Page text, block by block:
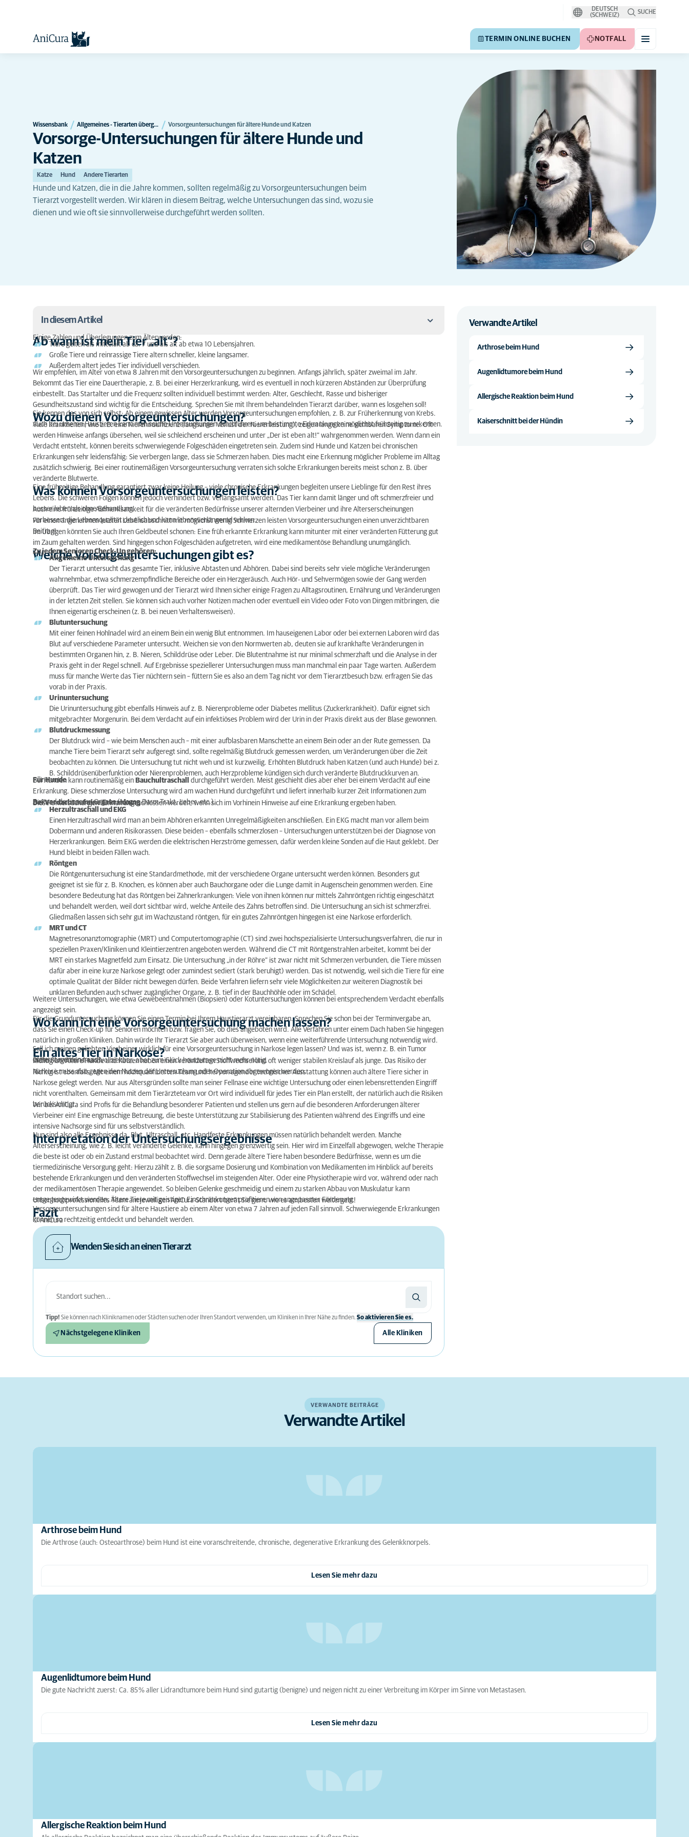
DEUTSCH
(SCHWEIZ)
SUCHE
TERMIN ONLINE BUCHEN NOTFALL
Wissensbank Allgemeines - Tierarten übergreifend Vorsorgeuntersuchungen für ältere Hunde und Katzen
Vorsorge-Untersuchungen für ältere Hunde und
Katzen
Katze Hund Andere Tierarten
Hunde und Katzen, die in die Jahre kommen, sollten regelmäßig zu Vorsorgeuntersuchungen beim
Tierarzt vorgestellt werden. Wir klären in diesem Beitrag, welche Untersuchungen das sind, wozu sie
dienen und wie oft sie sinnvollerweise durchgeführt werden sollten.
In diesem Artikel
Ab wann ist mein Tier „alt“?
Wozu dienen Vorsorgeuntersuchungen?
Was können Vorsorgeuntersuchungen leisten?
Welche Vorsorgeuntersuchungen gibt es?
Wo kann ich eine Vorsorgeuntersuchung machen lassen?
Ein altes Tier in Narkose?
Interpretation der Untersuchungsergebnisse
Fazit
Ab wann ist mein Tier „alt“?
Einige Zahlen und Überlegungen zum Älterwerden:
Tiere gelten als mittelalt ab ca. 7 und als alt ab etwa 10 Lebensjahren.
Große Tiere und reinrassige Tiere altern schneller, kleine langsamer.
Außerdem altert jedes Tier individuell verschieden.
Wir empfehlen, im Alter von etwa 8 Jahren mit den Vorsorgeuntersuchungen zu beginnen. Anfangs jährlich, später zweimal im Jahr.
Bekommt das Tier eine Dauertherapie, z. B. bei einer Herzerkrankung, wird es eventuell in noch kürzeren Abständen zur Überprüfung
einbestellt. Das Startalter und die Frequenz sollten individuell bestimmt werden: Alter, Geschlecht, Rasse und bisheriger
Gesundheitszustand sind wichtig für die Entscheidung. Sprechen Sie mit Ihrem behandelnden Tierarzt darüber, wann es losgehen soll!
Wozu dienen Vorsorgeuntersuchungen?
Sie kennen das von sich selbst: Ab einem gewissen Alter werden Vorsorgeuntersuchungen empfohlen, z. B. zur Früherkennung von Krebs.
Auch bei unseren Haustieren kann man solche Untersuchungen durchführen, um bestimmte Erkrankungen möglichst frühzeitig zu erkennen.
Viele Krankheiten, wie z. B. eine Niereninsuffizienz (langsamer Verlust der Nierenleistung), zeigen lange keine sichtbaren Symptome. Oft
werden Hinweise anfangs übersehen, weil sie schleichend erscheinen und unter „Der ist eben alt!“ wahrgenommen werden. Wenn dann ein
Verdacht entsteht, können bereits schwerwiegende Folgeschäden eingetreten sein. Zudem sind Hunde und Katzen bei chronischen
Erkrankungen sehr leidensfähig: Sie verbergen lange, dass sie Schmerzen haben. Dies macht eine Erkennung möglicher Probleme im Alltag
zusätzlich schwierig. Bei einer routinemäßigen Vorsorgeuntersuchung verraten sich solche Erkrankungen bereits meist schon z. B. über
veränderte Blutwerte.
Was können Vorsorgeuntersuchungen leisten?
Eine frühzeitige Behandlung garantiert zwar keine Heilung – viele chronische Erkrankungen begleiten unsere Lieblinge für den Rest ihres
Lebens. Die schweren Folgen können jedoch verhindert bzw. verlangsamt werden. Das Tier kann damit länger und oft schmerzfreier und
besser leben als ohne Behandlung.
Auch eine frühzeitige Aufmerksamkeit für die veränderten Bedürfnisse unserer alternden Vierbeiner und ihre Alterserscheinungen
verbessert die Lebensqualität deutlich und kann lebensverlängernd wirken.
Für einen angenehmen letzten Lebensabschnitt mit möglichst wenig Schmerzen leisten Vorsorgeuntersuchungen einen unverzichtbaren
Beitrag!
Im Übrigen könnten Sie auch Ihren Geldbeutel schonen: Eine früh erkannte Erkrankung kann mitunter mit einer veränderten Fütterung gut
im Zaum gehalten werden. Sind hingegen schon Folgeschäden aufgetreten, wird eine medikamentöse Behandlung unumgänglich.
Welche Vorsorgeuntersuchungen gibt es?
Zu jedem Senioren Check-Up gehören:
Allgemeine Untersuchung
Der Tierarzt untersucht das gesamte Tier, inklusive Abtasten und Abhören. Dabei sind bereits sehr viele mögliche Veränderungen
wahrnehmbar, etwa schmerzempfindliche Bereiche oder ein Herzgeräusch. Auch Hör- und Sehvermögen sowie der Gang werden
überprüft. Das Tier wird gewogen und der Tierarzt wird Ihnen sicher einige Fragen zu Alltagsroutinen, Ernährung und Veränderungen
in der letzten Zeit stellen. Sie können sich auch vorher Notizen machen oder eventuell ein Video oder Foto von Dingen mitbringen, die
Ihnen eigenartig erscheinen (z. B. bei neuen Verhaltensweisen).
Blutuntersuchung
Mit einer feinen Hohlnadel wird an einem Bein ein wenig Blut entnommen. Im hauseigenen Labor oder bei externen Laboren wird das
Blut auf verschiedene Parameter untersucht. Weichen sie von den Normwerten ab, deuten sie auf krankhafte Veränderungen in
bestimmten Organen hin, z. B. Nieren, Schilddrüse oder Leber. Die Blutentnahme ist nur minimal schmerzhaft und die Analyse in der
Praxis geht in der Regel schnell. Auf Ergebnisse speziellerer Untersuchungen muss man manchmal ein paar Tage warten. Außerdem
muss für manche Werte das Tier nüchtern sein – füttern Sie es also an dem Tag nicht vor dem Tierarztbesuch bzw. erfragen Sie das
vorab in der Praxis.
Urinuntersuchung
Die Urinuntersuchung gibt ebenfalls Hinweis auf z. B. Nierenprobleme oder Diabetes mellitus (Zuckerkrankheit). Dafür eignet sich
mitgebrachter Morgenurin. Bei dem Verdacht auf ein infektiöses Problem wird der Urin in der Praxis direkt aus der Blase gewonnen.
Blutdruckmessung
Der Blutdruck wird – wie beim Menschen auch – mit einer aufblasbaren Manschette an einem Bein oder an der Rute gemessen. Da
manche Tiere beim Tierarzt sehr aufgeregt sind, sollte regelmäßig Blutdruck gemessen werden, um Veränderungen über die Zeit
beobachten zu können. Die Untersuchung tut nicht weh und ist kurzweilig. Erhöhten Blutdruck haben Katzen (und auch Hunde) bei z.
B. Schilddrüsenüberfunktion oder Nierenproblemen, auch Herzprobleme kündigen sich durch veränderte Blutdruckkurven an.
Für Hunde
Bei Hunden kann routinemäßig ein Bauchultraschall
durchgeführt werden. Meist geschieht dies aber eher bei einem Verdacht auf eine
Erkrankung. Diese schmerzlose Untersuchung wird am wachen Hund durchgeführt und liefert innerhalb kurzer Zeit Informationen zum
Zustand der inneren Organe (Magen-Darm-Trakt, Leber, etc.).
Bei Verdacht auf eine Erkrankung
Diese Untersuchungen können angeschlossen werden, wenn sich im Vorhinein Hinweise auf eine Erkrankung ergeben haben.
Herzultraschall und EKG
Einen Herzultraschall wird man an beim Abhören erkannten Unregelmäßigkeiten anschließen. Ein EKG macht man vor allem beim
Dobermann und anderen Risikorassen. Diese beiden – ebenfalls schmerzlosen – Untersuchungen unterstützen bei der Diagnose von
Herzerkrankungen. Beim EKG werden die elektrischen Herzströme gemessen, dafür werden kleine Sonden auf die Haut geklebt. Der
Hund bleibt in beiden Fällen wach.
Röntgen
Die Röntgenuntersuchung ist eine Standardmethode, mit der verschiedene Organe untersucht werden können. Besonders gut
geeignet ist sie für z. B. Knochen, es können aber auch Bauchorgane oder die Lunge damit in Augenschein genommen werden. Eine
besondere Bedeutung hat das Röntgen bei Zahnerkrankungen: Viele von ihnen können nur mittels Zahnröntgen richtig eingeschätzt
und behandelt werden, weil dort sichtbar wird, welche Anteile des Zahns betroffen sind. Die Untersuchung an sich ist schmerzfrei.
Gliedmaßen lassen sich sehr gut im Wachzustand röntgen, für ein gutes Zahnröntgen hingegen ist eine Narkose erforderlich.
MRT und CT
Magnetresonanztomographie (MRT) und Computertomographie (CT) sind zwei hochspezialisierte Untersuchungsverfahren, die nur in
speziellen Praxen/Kliniken und Kleintierzentren angeboten werden. Während die CT mit Röntgenstrahlen arbeitet, kommt bei der
MRT ein starkes Magnetfeld zum Einsatz. Die Untersuchung „in der Röhre“ ist zwar nicht mit Schmerzen verbunden, die Tiere müssen
dafür aber in eine kurze Narkose gelegt oder zumindest sediert (stark beruhigt) werden. Das ist notwendig, weil sich die Tiere für eine
optimale Qualität der Bilder nicht bewegen dürfen. Beide Verfahren liefern sehr viele Möglichkeiten zur weiteren Diagnostik bei
unklaren Befunden auch schwer zugänglicher Organe, z. B. tief in der Bauchhöhle oder im Schädel.
Weitere Untersuchungen, wie etwa Gewebeentnahmen (Biopsien) oder Kotuntersuchungen können bei entsprechendem Verdacht ebenfalls
angezeigt sein.
Wo kann ich eine Vorsorgeuntersuchung machen lassen?
Für die Grunduntersuchung können Sie einen Termin bei Ihrem Haustierarzt vereinbaren. Sprechen Sie schon bei der Terminvergabe an,
dass Sie einen Check-up für Senioren möchten bzw. fragen Sie, ob dies angeboten wird. Alle Verfahren unter einem Dach haben Sie hingegen
natürlich in großen Kliniken. Dahin würde Ihr Tierarzt Sie aber auch überweisen, wenn eine weiterführende Untersuchung notwendig wird.
Ein altes Tier in Narkose?
Soll ich meinen geliebten Vierbeiner wirklich für eine Vorsorgeuntersuchung in Narkose legen lassen? Und was ist, wenn z. B. ein Tumor
entfernt werden muss?
Diese Sorgen sind nachvollziehbar, aber zum Glück heutzutage nicht mehr nötig.
Richtig ist: Ältere Hunde und Katzen haben einen veränderten Stoffwechsel und oft weniger stabilen Kreislauf als junge. Das Risiko der
Narkose muss also gegen den Nutzen der Untersuchung oder Operation abgewogen werden.
Richtig ist ebenfalls: Mit einem hochqualifizierten Team und hervorragender technischer Ausstattung können auch ältere Tiere sicher in
Narkose gelegt werden. Nur aus Altersgründen sollte man seiner Fellnase eine wichtige Untersuchung oder einen lebensrettenden Eingriff
nicht vorenthalten. Gemeinsam mit dem Tierärzteteam vor Ort wird individuell für jedes Tier ein Plan erstellt, der natürlich auch die Risiken
berücksichtigt.
Wir bei AniCura sind Profis für die Behandlung besonderer Patienten und stellen uns gern auf die besonderen Anforderungen älterer
Vierbeiner ein! Eine engmaschige Betreuung, die beste Unterstützung zur Stabilisierung des Patienten während des Eingriffs und eine
intensive Nachsorge sind für uns selbstverständlich.
Interpretation der Untersuchungsergebnisse
Nun sind also alle Ergebnisse da, Blut, Ultraschall, etc. Handfeste Erkrankungen müssen natürlich behandelt werden. Manche
Alterserscheinung, wie z. B. leicht veränderte Gelenke, kann hingegen grenzwertig sein. Hier wird im Einzelfall abgewogen, welche Therapie
die beste ist oder ob ein Zustand erstmal beobachtet wird. Denn gerade ältere Tiere haben besondere Bedürfnisse, wenn es um die
tiermedizinische Versorgung geht: Hierzu zählt z. B. die sorgsame Dosierung und Kombination von Medikamenten im Hinblick auf bereits
bestehende Erkrankungen und den veränderten Stoffwechsel im steigenden Alter. Oder eine Physiotherapie wird vor, während oder nach
der medikamentösen Therapie angewendet. So bleiben Gelenke geschmeidig und einem zu starken Abbau von Muskulatur kann
entgegengewirkt werden. Ältere Tiere mit geistigen Einschränkungen profitieren von angepasster Förderung.
Unser hochprofessionelles Team am jeweiligen AniCura-Standort berät Sie gern, wie es am besten weitergeht!
Fazit
Vorsorgeuntersuchungen sind für ältere Haustiere ab einem Alter von etwa 7 Jahren auf jeden Fall sinnvoll. Schwerwiegende Erkrankungen
können so rechtzeitig entdeckt und behandelt werden.
© AniCura
Wenden Sie sich an einen Tierarzt
Tipp! Sie können nach Kliniknamen oder Städten suchen oder Ihren Standort verwenden, um Kliniken in Ihrer Nähe zu finden. So aktivieren Sie es.
Nächstgelegene Kliniken Alle Kliniken
Verwandte Artikel
Arthrose beim Hund
Augenlidtumore beim Hund
Allergische Reaktion beim Hund
Kaiserschnitt bei der Hündin
VERWANDTE BEITRÄGE
Verwandte Artikel
Arthrose beim Hund
Die Arthrose (auch: Osteoarthrose) beim Hund ist eine voranschreitende, chronische, degenerative Erkrankung des Gelenkknorpels.
Lesen Sie mehr dazu
Augenlidtumore beim Hund
Die gute Nachricht zuerst: Ca. 85 % aller Lidrandtumore beim Hund sind gutartig (benigne) und neigen nicht zu einer Verbreitung im Körper im Sinne von Metastasen.
Lesen Sie mehr dazu
Allergische Reaktion beim Hund